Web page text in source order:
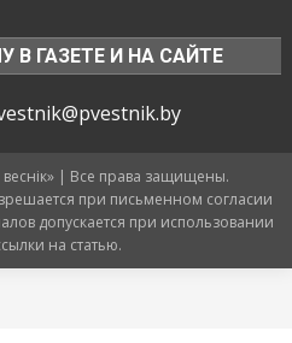
В ГАЗЕТЕ И НА САЙТЕ
| Все права защищены.
при письменном согласии
допускается при использовании
на статью.